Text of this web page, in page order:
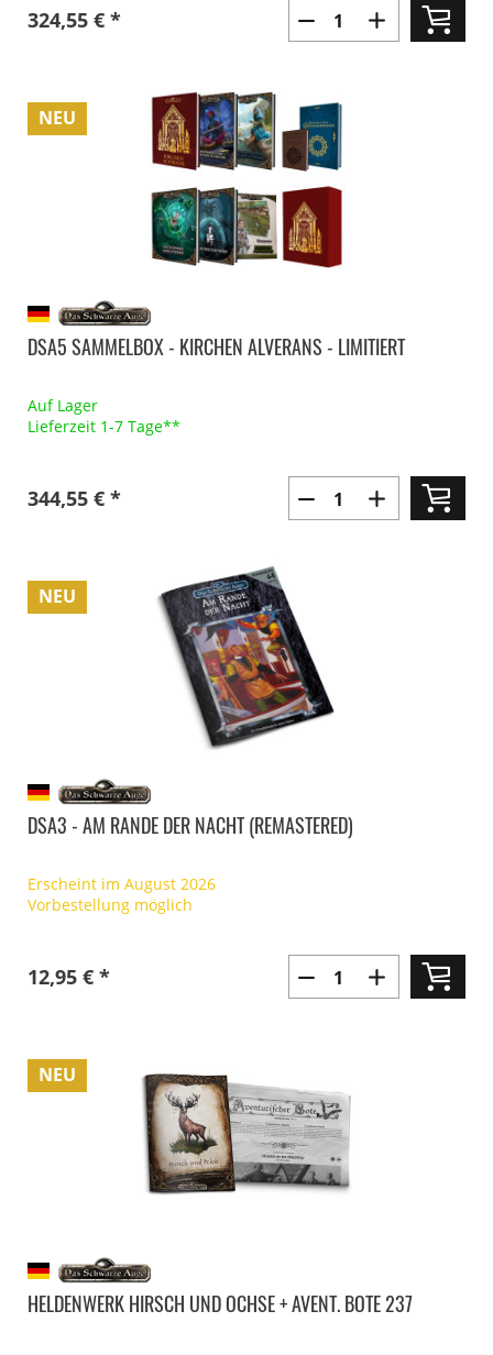
324,55 € *
NEU
DSA5 SAMMELBOX - KIRCHEN ALVERANS - LIMITIERT
Auf Lager
Lieferzeit 1-7 Tage**
344,55 € *
NEU
DSA3 - AM RANDE DER NACHT (REMASTERED)
Erscheint im August 2026
Vorbestellung möglich
12,95 € *
NEU
HELDENWERK HIRSCH UND OCHSE + AVENT. BOTE 237